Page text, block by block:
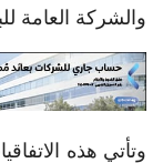
والشركة العامة
وتأتي هذه